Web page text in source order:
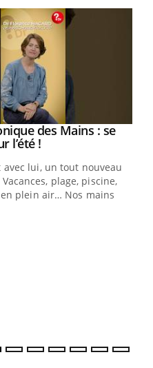
des Mains : se
l’été !Youtube
lui, un tout nouveau
plage, piscine,
plein air… Nos mains